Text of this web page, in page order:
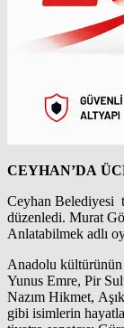
CEYHAN’DA
Ceyhan Belediyesi
düzenledi. Murat
Anlatabilmek adlı
Anadolu kültürünün
Yunus Emre, Pir
Nazım Hikmet,
gibi isimlerin